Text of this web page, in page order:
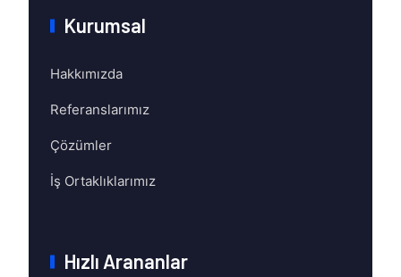
Kurumsal
Hakkımızda
Referanslarımız
Çözümler
İş Ortaklıklarımız
Hızlı Arananlar